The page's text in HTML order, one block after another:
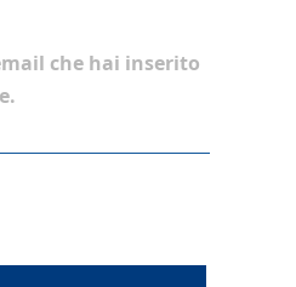
che hai inserito